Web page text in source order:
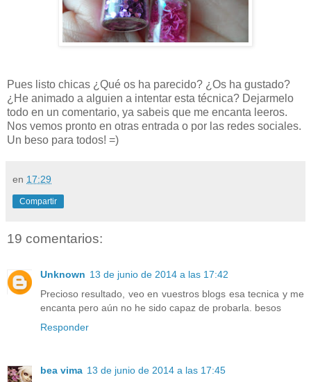
Pues listo chicas ¿Qué os ha parecido? ¿Os ha gustado?
¿He animado a alguien a intentar esta técnica? Dejarmelo
todo en un comentario, ya sabeis que me encanta leeros.
Nos vemos pronto en otras entrada o por las redes sociales.
Un beso para todos! =)
en 17:29
Compartir
19 comentarios:
Unknown 13 de junio de 2014 a las 17:42
Precioso resultado, veo en vuestros blogs esa tecnica y me
encanta pero aún no he sido capaz de probarla. besos
Responder
bea vima 13 de junio de 2014 a las 17:45